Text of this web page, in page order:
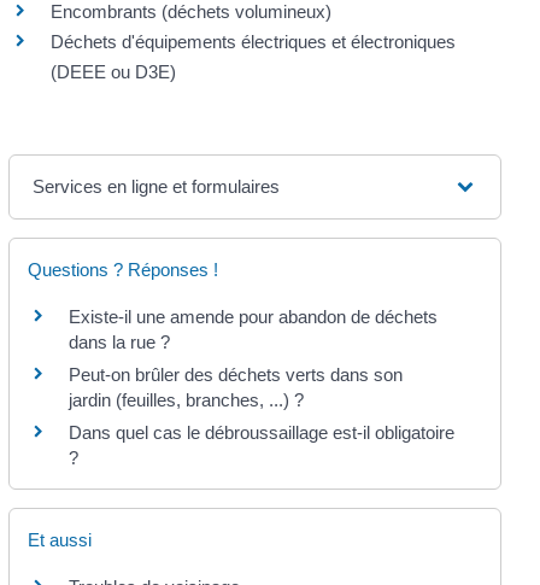
Encombrants (déchets volumineux)
Déchets d'équipements électriques et électroniques
(DEEE ou D3E)
Services en ligne et formulaires
Questions ? Réponses !
Existe-il une amende pour abandon de déchets
dans la rue ?
Peut-on brûler des déchets verts dans son
jardin (feuilles, branches, ...) ?
Dans quel cas le débroussaillage est-il obligatoire
?
Et aussi